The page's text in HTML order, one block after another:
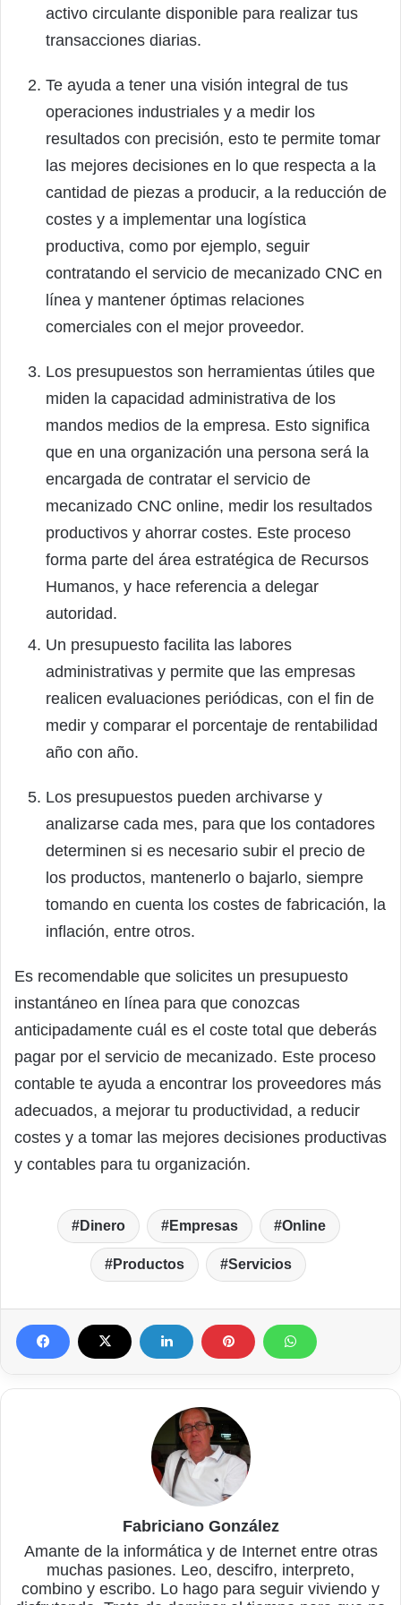
activo circulante disponible para realizar tus
transacciones diarias.
Te ayuda a tener una visión integral de tus
operaciones industriales y a medir los
resultados con precisión, esto te permite tomar
las mejores decisiones en lo que respecta a la
cantidad de piezas a producir, a la reducción de
costes y a implementar una logística
productiva, como por ejemplo, seguir
contratando el servicio de mecanizado CNC en
línea y mantener óptimas relaciones
comerciales con el mejor proveedor.
Los presupuestos son herramientas útiles que
miden la capacidad administrativa de los
mandos medios de la empresa. Esto significa
que en una organización una persona será la
encargada de contratar el servicio de
mecanizado CNC online, medir los resultados
productivos y ahorrar costes. Este proceso
forma parte del área estratégica de Recursos
Humanos, y hace referencia a delegar
autoridad.
Un presupuesto facilita las labores
administrativas y permite que las empresas
realicen evaluaciones periódicas, con el fin de
medir y comparar el porcentaje de rentabilidad
año con año.
Los presupuestos pueden archivarse y
analizarse cada mes, para que los contadores
determinen si es necesario subir el precio de
los productos, mantenerlo o bajarlo, siempre
tomando en cuenta los costes de fabricación, la
inflación, entre otros.
Es recomendable que solicites un presupuesto
instantáneo en línea para que conozcas
anticipadamente cuál es el coste total que deberás
pagar por el servicio de mecanizado. Este proceso
contable te ayuda a encontrar los proveedores más
adecuados, a mejorar tu productividad, a reducir
costes y a tomar las mejores decisiones productivas
y contables para tu organización.
Dinero Empresas Online
Productos Servicios
Fabriciano González
Amante de la informática y de Internet entre otras
muchas pasiones. Leo, descifro, interpreto,
combino y escribo. Lo hago para seguir viviendo y